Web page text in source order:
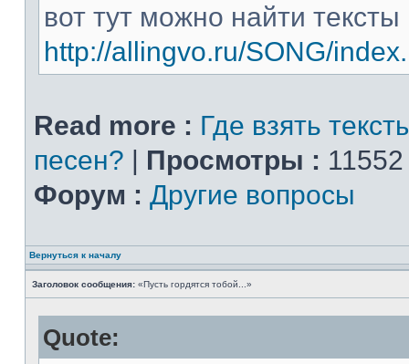
вот тут можно найти тексты
http://allingvo.ru/SONG/
Read more : Где взять
песен? | Просмотры :
Форум : Другие вопросы
Вернуться к началу
Заголовок сообщения: «Пусть гордятся тобой...»
Quote: